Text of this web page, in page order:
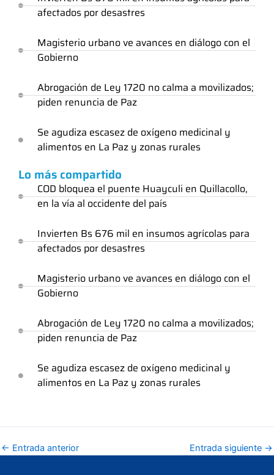
afectados por desastres
Magisterio urbano ve avances en diálogo con el
Gobierno
Abrogación de Ley 1720 no calma a movilizados;
piden renuncia de Paz
Se agudiza escasez de oxígeno medicinal y
alimentos en La Paz y zonas rurales
Lo más compartido
COD bloquea el puente Huayculi en Quillacollo,
en la vía al occidente del país
Invierten Bs 676 mil en insumos agrícolas para
afectados por desastres
Magisterio urbano ve avances en diálogo con el
Gobierno
Abrogación de Ley 1720 no calma a movilizados;
piden renuncia de Paz
Se agudiza escasez de oxígeno medicinal y
alimentos en La Paz y zonas rurales
← Entrada anterior Entrada siguiente →